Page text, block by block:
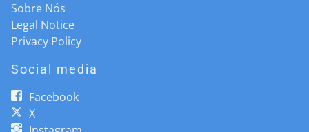
Sobre Nós
Legal Notice
Privacy Policy
Social media
Facebook
X